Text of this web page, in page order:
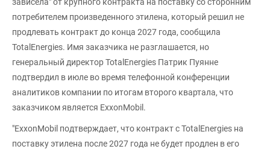
потребителем произведенного этилена, который решил не
продлевать контракт до конца 2027 года, сообщила
TotalEnergies. Имя заказчика не разглашается, но
генеральный директор TotalEnergies Патрик Пуянне
подтвердил в июле во время телефонной конференции
аналитиков компании по итогам второго квартала, что
заказчиком является ExxonMobil.
"ExxonMobil подтверждает, что контракт с TotalEnergies на
поставку этилена после 2027 года не будет продлен в его